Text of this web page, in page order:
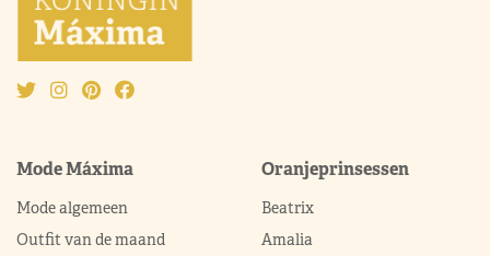
Mode Máxima
Mode algemeen
Outfit van de maand
Oranjeprinsessen
Beatrix
Amalia